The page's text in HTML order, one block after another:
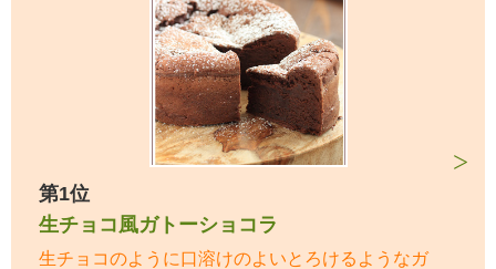
第1位
生チョコ風ガトーショコラ
生チョコのように口溶けのよいとろけるようなガ